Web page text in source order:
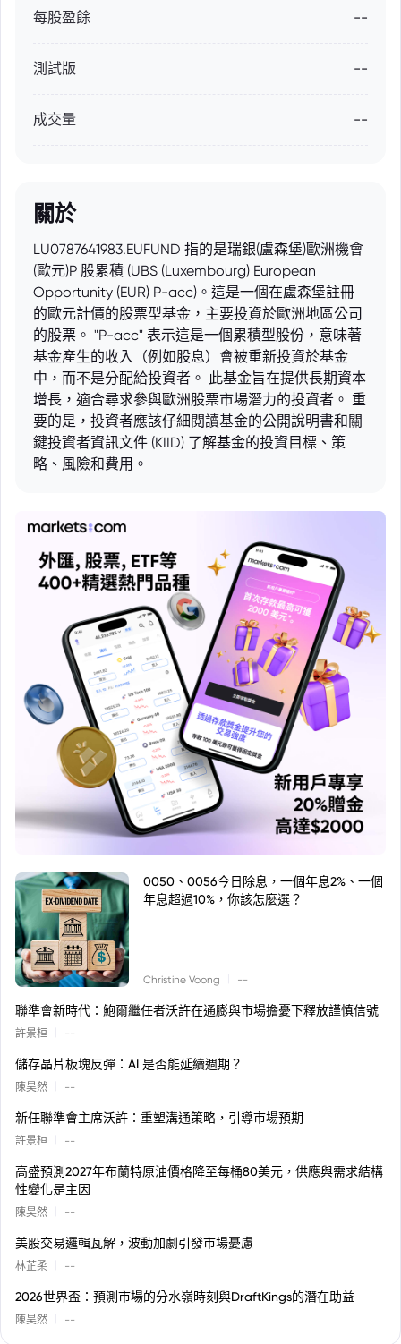
每股盈餘 --
測試版 --
成交量 --
關於
LU0787641983.EUFUND 指的是瑞銀(盧森堡)歐洲機會
(歐元)P 股累積 (UBS (Luxembourg) European
Opportunity (EUR) P-acc)。這是一個在盧森堡註冊
的歐元計價的股票型基金，主要投資於歐洲地區公司
的股票。 "P-acc" 表示這是一個累積型股份，意味著
基金產生的收入（例如股息）會被重新投資於基金
中，而不是分配給投資者。 此基金旨在提供長期資本
增長，適合尋求參與歐洲股票市場潛力的投資者。 重
要的是，投資者應該仔細閱讀基金的公開說明書和關
鍵投資者資訊文件 (KIID) 了解基金的投資目標、策
略、風險和費用。
0050、0056今日除息，一個年息2%、一個
年息超過10%，你該怎麼選？
Christine Voong --
聯準會新時代：鮑爾繼任者沃許在通膨與市場擔憂下釋放謹慎信號
許景桓 --
儲存晶片板塊反彈：AI 是否能延續週期？
陳昊然 --
新任聯準會主席沃許：重塑溝通策略，引導市場預期
許景桓 --
高盛預測2027年布蘭特原油價格降至每桶80美元，供應與需求結構
性變化是主因
陳昊然 --
美股交易邏輯瓦解，波動加劇引發市場憂慮
林芷柔 --
2026世界盃：預測市場的分水嶺時刻與DraftKings的潛在助益
陳昊然 --